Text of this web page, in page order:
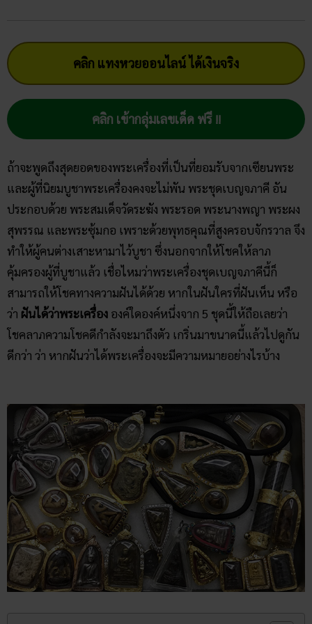
คลิก แทงหวยออนไลน์ ได้เงินจริง
คลิก เข้ากลุ่มเลขเด็ด ฟรี !!
ถ้าจะพูดถึงสุดยอดของพระเครื่องที่เป็นที่ยอมรับจากเซียนพระ
และผู้ที่นิยมบูชาพระเครื่องคงจะไม่พัน พระชุดเบญจภาคี อัน
ประกอบด้วย พระสมเด็จวัดระฆัง พระรอด พระนางพญา พระผง
สุพรรณ และพระซุ้มกอ เพราะด้วยพุทธคุณที่สูงครอบจักรวาล จึง
ทำให้ผู้คนต่างเสาะหามาไว้บูชา ซึ่งนอกจากให้โชคให้ลาภ
คุ้มครองผู้ที่บูชาแล้ว เชื่อไหมว่าพระเครื่องชุดเบญจภาคีนี้ก็
สามารถให้โชคทางความฝันได้ด้วย หากในฝันใครที่ฝันเห็น หรือ
ว่า ฝันได้ว่าพระเครื่อง องค์ใดองค์หนึ่งจาก 5 ชุดนี้ให้ถือเลยว่า
โชคลาภความโชคดีกำลังจะมาถึงตัว เกริ่นมาขนาดนี้แล้วไปดูกัน
ดีกว่า ว่า หากฝันว่าได้พระเครื่องจะมีความหมายอย่างไรบ้าง